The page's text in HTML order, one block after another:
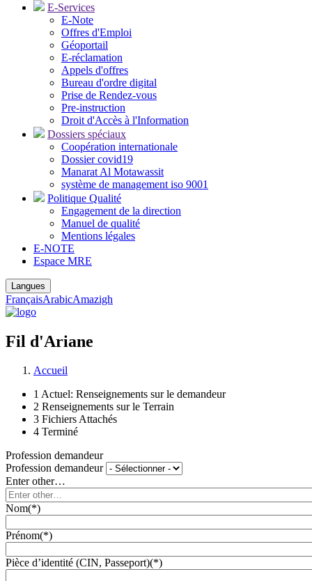
E-Services
E-Note
Offres d'Emploi
Géoportail
E-réclamation
Appels d'offres
Bureau d'ordre digital
Prise de Rendez-vous
Pre-instruction
Droit d'Accès à l'Information
Dossiers spéciaux
Coopération internationale
Dossier covid19
Manarat Al Motawassit
système de management iso 9001
Politique Qualité
Engagement de la direction
Manuel de qualité
Mentions légales
E-NOTE
Espace MRE
Langues
FrançaisArabicAmazigh
Fil d'Ariane
Accueil
1 Actuel: Renseignements sur le demandeur
2 Renseignements sur le Terrain
3 Fichiers Attachés
4 Terminé
Profession demandeur
Profession demandeur
Enter other…
Nom(*)
Prénom(*)
Pièce d’identité (CIN, Passeport)(*)